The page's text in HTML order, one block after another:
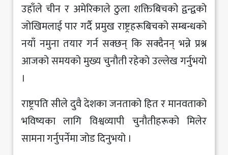
उहाँले चीन र अमेरिकाले ठुला शक्तिबिचको द्वन्द्वको
जोखिमलाई पार गर्दै प्रमुख राष्ट्रहरूबिचको सम्बन्धको
नयाँ नमुना तयार गर्न सक्छन् कि सक्दैनन् भन्ने प्रश्न
आजको समयको मुख्य चुनौती रहेको उल्लेख गर्नुभयो
।
राष्ट्रपति सीले दुवै देशका जनताको हित र मानवताको
भविष्यका लागि विश्वव्यापी चुनौतीहरूको मिलेर
सामना गर्नुपर्नेमा जोड दिनुभयो ।